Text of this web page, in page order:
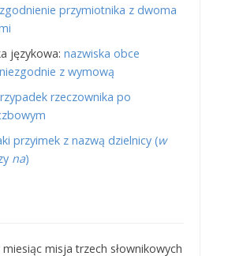
przymiotnika z dwoma
językowa: nazwiska obce
z wymową
rzeczownika po
przyimek z nazwą dzielnicy (w
na)
misja trzech słownikowych